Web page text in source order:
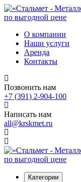
О компании
Наши услуги
Аренда
Контакты
Позвонить нам
+7 (391) 2-904-100
Написать нам
all@krskmet.ru
Категории